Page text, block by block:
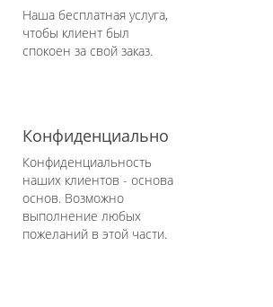
Наша бесплатная услуга,
чтобы клиент был
спокоен за свой заказ.
Конфиденциально
Конфиденциальность
наших клиентов - основа
основ. Возможно
выполнение любых
пожеланий в этой части.